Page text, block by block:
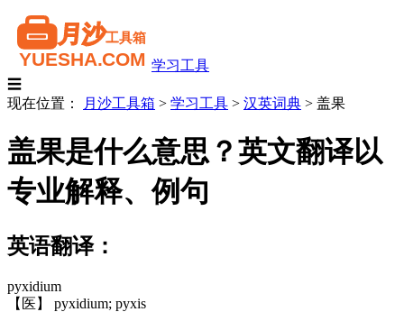
学习工具
☰
现在位置：
月沙工具箱 > 学习工具 > 汉英词典 > 盖果
盖果是什么意思？英文翻译以
专业解释、例句
英语翻译：
pyxidium
【医】 pyxidium; pyxis